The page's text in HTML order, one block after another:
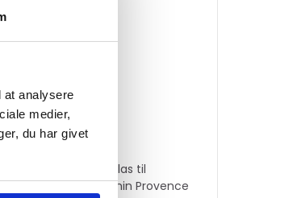
at analysere
medier,
du har givet
Reserveglas til
Gasolkamin Provence